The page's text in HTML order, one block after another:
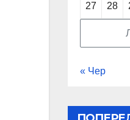
27 28
« Чер